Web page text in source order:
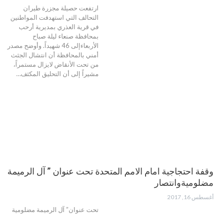
ارتفعت حصيلة مجزرة طيران
التحالف التي استهدفت المواطنين
في قرية العذري بمديرية أرحب
بمحافظة صنعاء ليلة صباح
الأربعاءإلى 46 شهيداً. وأوضح مصدر
أمني بالمحافظة أن انتشال الجثث
من تحت الأنقاض لايزال مستمراً،
مشيراً إلى أن التحليق المكثف…
وقفة احتجاجية امام الامم المتحدة تحت عنوان ” آل الرميمة
مضلوميةوانتصار
أغسطس 16, 2017
تحت عنوان” آل الرميمة مضلومية